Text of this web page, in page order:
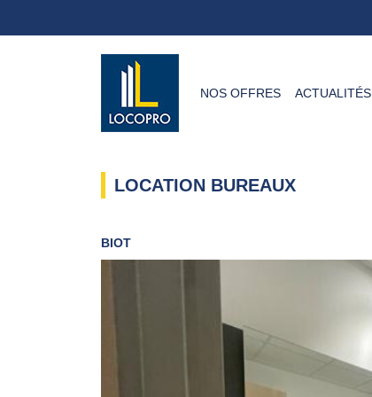
NOS OFFRES ACTUALITÉS
LOCATION BUREAUX
BIOT